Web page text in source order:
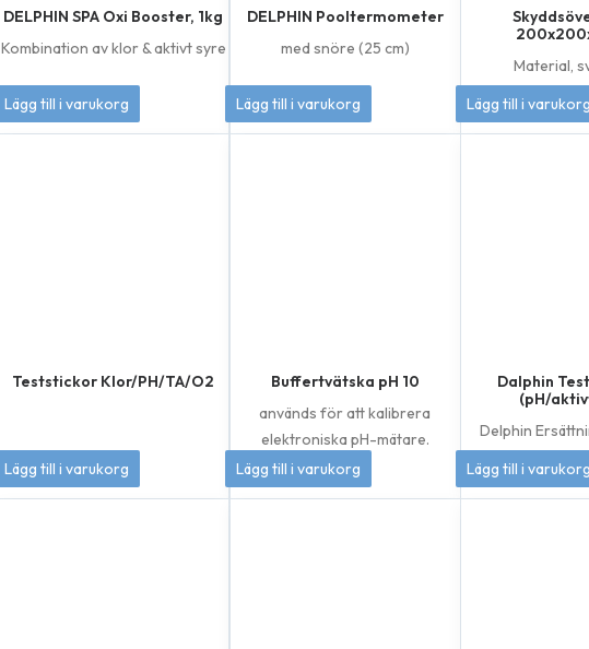
DELPHIN SPA Oxi Booster, 1kg
Kombination av klor & aktivt syre
389kr
Lägg till i varukorg
DELPHIN Pooltermometer
med snöre (25 cm)
60kr
Lägg till i varukorg
Material,
895kr
Lägg till i varukorg
Teststickor Klor/PH/TA/O2
179kr
Lägg till i varukorg
Buffertvätska pH 10
används för att kalibrera
elektroniska pH-mätare.
50kr
Lägg till i varukorg
Dalphin
(pH/
Delphin
totalt 60
155kr
Lägg till i varukorg